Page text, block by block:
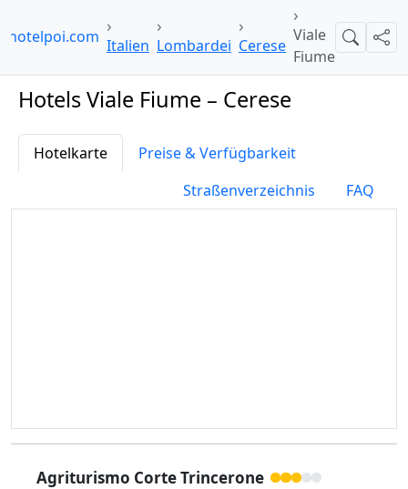
hotelpoi.com Italien Lombardei Cerese
Viale
Fiume
Suche
Hotels Viale Fiume – Cerese
Hotelkarte
Preise & Verfügbarkeit
Straßenverzeichnis
FAQ
Agriturismo Corte Trincerone